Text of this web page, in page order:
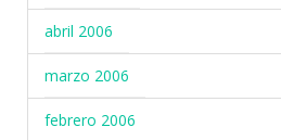
abril 2006
marzo 2006
febrero 2006